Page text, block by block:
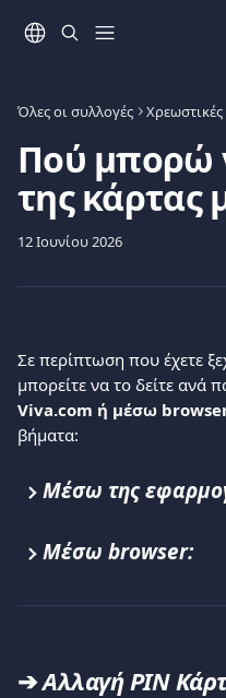
Όλες οι συλλογές
Πού μπορώ
της κάρτας
12 Ιουνίου 2026
Σε περίπτωση που έχετε
μπορείτε να το δείτε ανά
Viva.com ή μέσω
βήματα:
Μέσω της
Μέσω browser:
➔ Αλλαγή PIN